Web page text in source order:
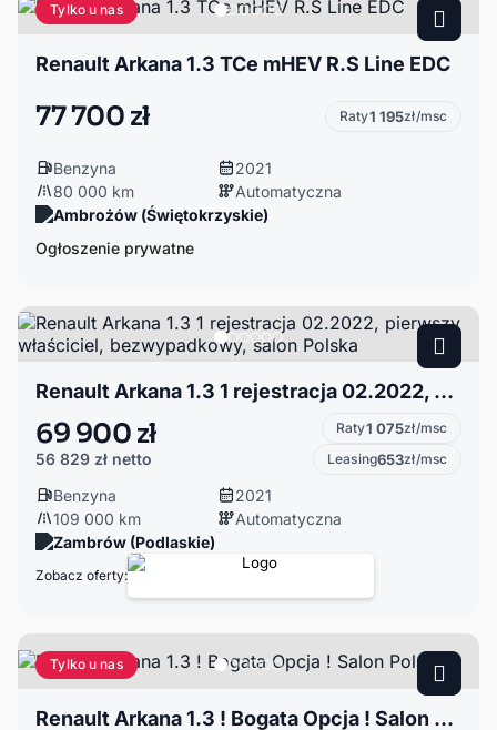
Tylko u nas
Renault Arkana 1.3 TCe mHEV R.S Line EDC
77 700 zł Raty1 195zł/msc
Benzyna
2021
80 000 km
Automatyczna
Ambrożów (Świętokrzyskie)
Ogłoszenie prywatne
Renault Arkana 1.3 1 rejestracja 02.2022, pierwszy właściciel, bezwypadkowy, salon Polska
69 900 zł
56 829 zł netto
Raty1 075zł/msc
Leasing653zł/msc
Benzyna
2021
109 000 km
Automatyczna
Zambrów (Podlaskie)
Zobacz oferty:
Tylko u nas
Renault Arkana 1.3 ! Bogata Opcja ! Salon Polska